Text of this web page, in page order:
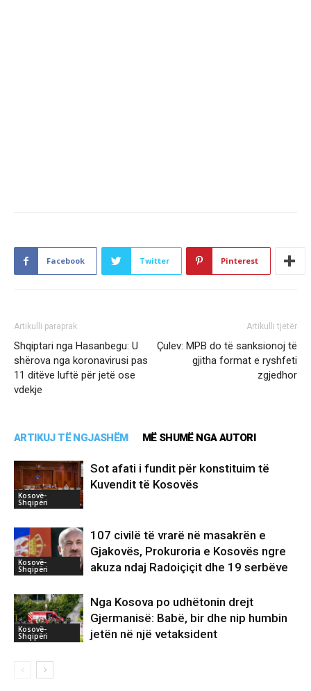
Facebook Twitter Pinterest
Artikulli paraprak
Shqiptari nga Hasanbegu: U
shërova nga koronavirusi pas
11 ditëve luftë për jetë ose
vdekje
Artikulli tjetër
Çulev: MPB do të sanksionoj të
gjitha format e ryshfeti
zgjedhor
ARTIKUJ TË NGJASHËM MË SHUMË NGA AUTORI
Kosovë-
Shqipëri
Sot afati i fundit për konstituim të
Kuvendit të Kosovës
Kosovë-
Shqipëri
107 civilë të vrarë në masakrën e
Gjakovës, Prokuroria e Kosovës ngre
akuza ndaj Radoiçiçit dhe 19 serbëve
Kosovë-
Shqipëri
Nga Kosova po udhëtonin drejt
Gjermanisë: Babë, bir dhe nip humbin
jetën në një vetaksident